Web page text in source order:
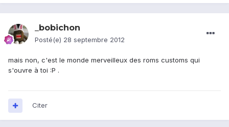
_bobichon
Posté(e) 28 septembre 2012
mais non, c'est le monde merveilleux des roms customs qui
s'ouvre à toi :P .
Citer